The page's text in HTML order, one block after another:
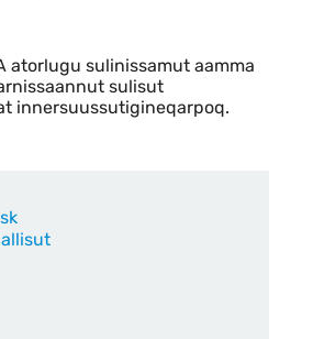
atorlugu sulinissamut aamma
sulisut
innersuussutigineqarpoq.